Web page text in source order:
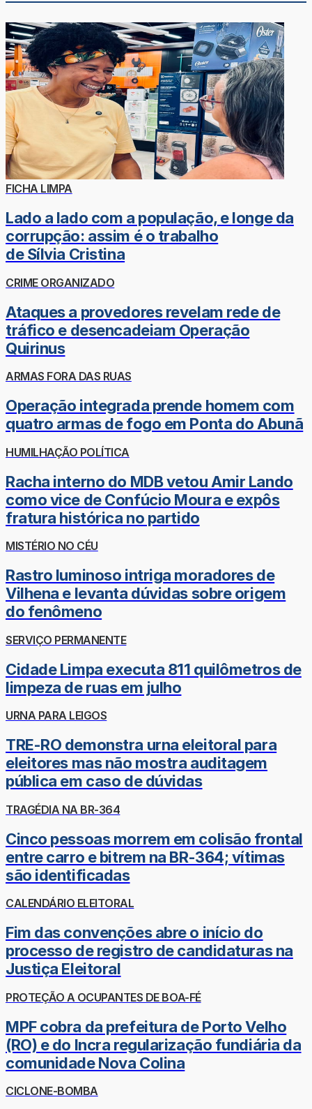
FICHA LIMPA
Lado a lado com a população, e longe da
corrupção: assim é o trabalho
de Sílvia Cristina
CRIME ORGANIZADO
Ataques a provedores revelam rede de
tráfico e desencadeiam Operação
Quirinus
ARMAS FORA DAS RUAS
Operação integrada prende homem com
quatro armas de fogo em Ponta do Abunã
HUMILHAÇÃO POLÍTICA
Racha interno do MDB vetou Amir Lando
como vice de Confúcio Moura e expôs
fratura histórica no partido
MISTÉRIO NO CÉU
Rastro luminoso intriga moradores de
Vilhena e levanta dúvidas sobre origem
do fenômeno
SERVIÇO PERMANENTE
Cidade Limpa executa 811 quilômetros de
limpeza de ruas em julho
URNA PARA LEIGOS
TRE-RO demonstra urna eleitoral para
eleitores mas não mostra auditagem
pública em caso de dúvidas
TRAGÉDIA NA BR-364
Cinco pessoas morrem em colisão frontal
entre carro e bitrem na BR-364; vítimas
são identificadas
CALENDÁRIO ELEITORAL
Fim das convenções abre o início do
processo de registro de candidaturas na
Justiça Eleitoral
PROTEÇÃO A OCUPANTES DE BOA-FÉ
MPF cobra da prefeitura de Porto Velho
(RO) e do Incra regularização fundiária da
comunidade Nova Colina
CICLONE-BOMBA